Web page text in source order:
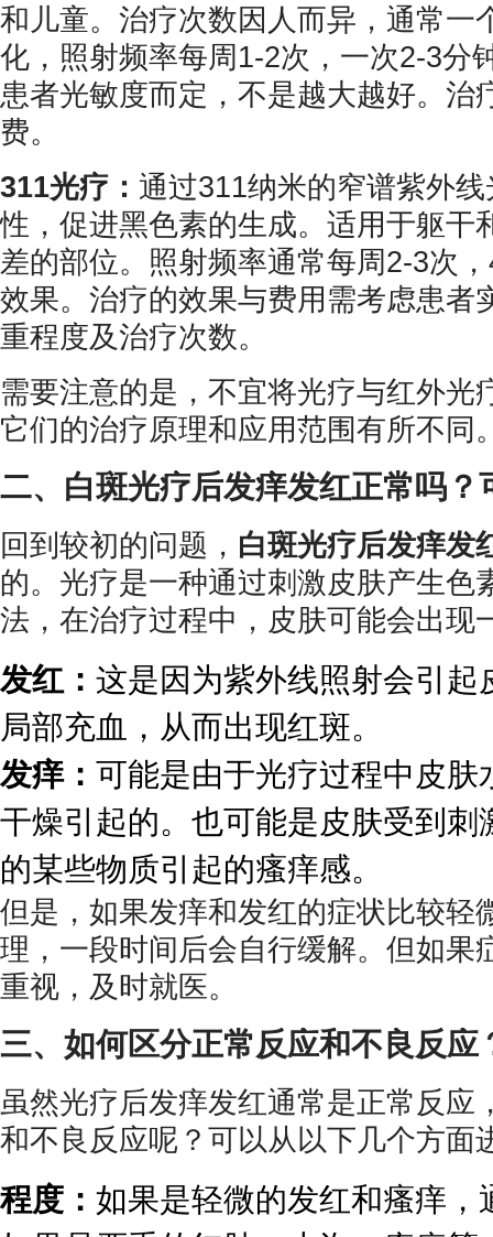
和儿童。治疗次数因人而异，通常一
化，照射频率每周1-2次，一次2-3分
患者光敏度而定，不是越大越好。治
费。
311光疗： 通过311纳米的窄谱紫外
性，促进黑色素的生成。适用于躯干
差的部位。照射频率通常每周2-3次
效果。治疗的效果与费用需考虑患者
重程度及治疗次数。
需要注意的是，不宜将光疗与红外光
它们的治疗原理和应用范围有所不同
二、白斑光疗后发痒发红正常吗？
回到较初的问题， 白斑光疗后发痒发
的。光疗是一种通过刺激皮肤产生色
法，在治疗过程中，皮肤可能会出现
发红： 这是因为紫外线照射会引起
局部充血，从而出现红斑。
发痒： 可能是由于光疗过程中皮肤
干燥引起的。也可能是皮肤受到刺
的某些物质引起的瘙痒感。
但是，如果发痒和发红的症状比较轻
理，一段时间后会自行缓解。但如果
重视，及时就医。
三、如何区分正常反应和不良反应
虽然光疗后发痒发红通常是正常反应
和不良反应呢？可以从以下几个方面
程度： 如果是轻微的发红和瘙痒，